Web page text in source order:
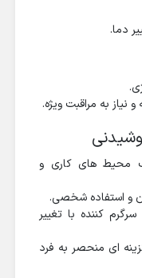
دما.
به مراقبت ویژه.
محیط های کاری و
و استفاده شخصی.
کننده با تغییر
ای منحصر به فرد